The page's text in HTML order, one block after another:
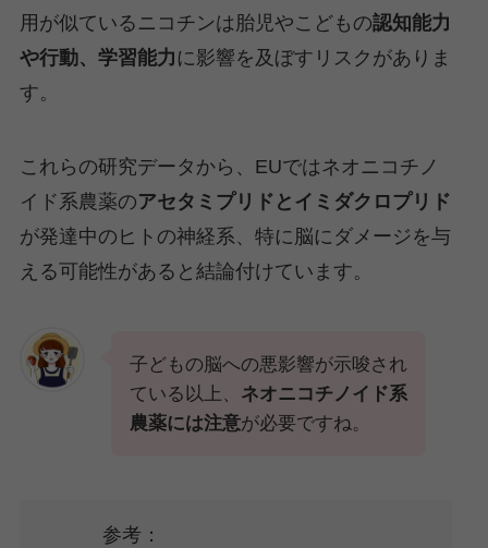
用が似ているニコチンは胎児やこどもの認知能力
や行動、学習能力 に影響を及ぼすリスクがありま
す。
これらの研究データから、EUではネオニコチノ
イド系農薬のアセタミプリドとイミダクロプリド
が発達中のヒトの神経系、特に脳にダメージを与
える可能性があると結論付けています。
子どもの脳への悪影響が示唆され
ている以上、 ネオニコチノイド系
農薬には注意が必要ですね。
参考：